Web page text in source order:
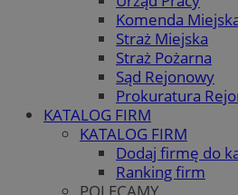
Komenda
Straż Miejska
Straż Pożarna
Sąd Rejonowy
Prokuratura
KATALOG FIRM
KATALOG FIRM
Dodaj firmę do
Ranking firm